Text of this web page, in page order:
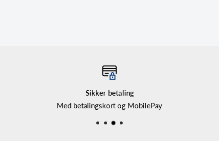
Sikker betaling
Med betalingskort og MobilePay